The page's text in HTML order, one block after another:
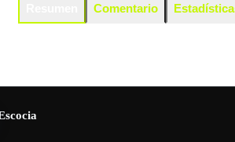
Comentario